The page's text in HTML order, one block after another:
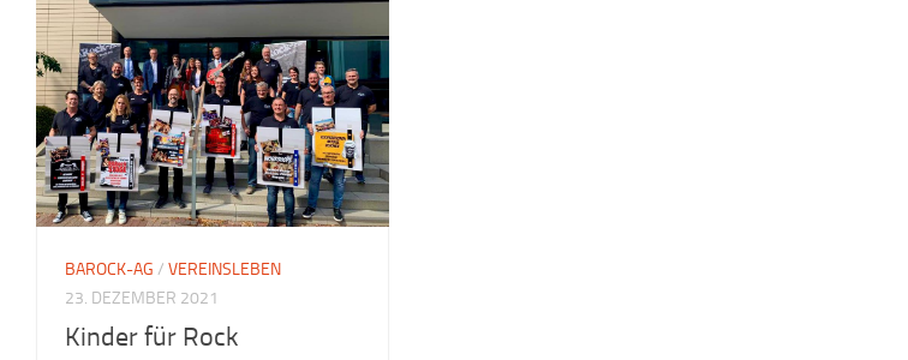
BAROCK-AG / VEREINSLEBEN
23. DEZEMBER 2021
Kinder für Rock